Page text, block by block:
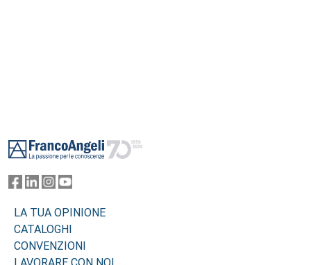
LA TUA OPINIONE
CATALOGHI
CONVENZIONI